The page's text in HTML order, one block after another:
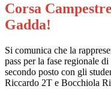
Corsa
Gadda!
Si comunica che la
pass per la fase regionale
secondo posto con gli
Riccardo 2T e Bocchiola